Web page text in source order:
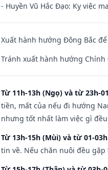
- Huyền Vũ Hắc Đạo: Kỵ việc
Xuất hành hướng Đông Bắc
Tránh xuất hành hướng Chính
Từ 11h-13h (Ngọ) và từ 23h-
tiền, mất của nếu đi hướng
nhưng tốt nhất làm việc gì
Từ 13h-15h (Mùi) và từ 01-
tin về. Nếu chăn nuôi đều